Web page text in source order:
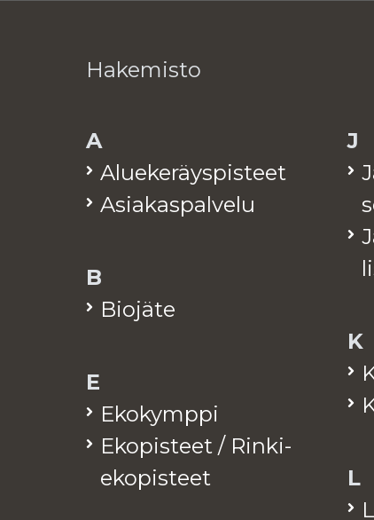
Hakemisto
A
Alue­ke­räys­pis­teet
Asia­kas­pal­ve­lu
B
Bio­jä­te
E
Eko­kymp­pi
Eko­pis­teet / Rinki-
eko­pis­teet
J
K
L